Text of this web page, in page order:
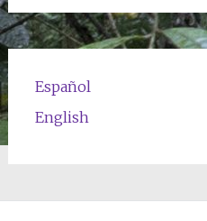
Español
English